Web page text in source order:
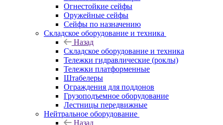
Огнестойкие сейфы
Оружейные сейфы
Сейфы по назначению
Складское оборудование и техника
Назад
Складское оборудование и техника
Тележки гидравлические (роклы)
Тележки платформенные
Штабелеры
Ограждения для поддонов
Грузоподъемное оборудование
Лестницы передвижные
Нейтральное оборудование
Назад